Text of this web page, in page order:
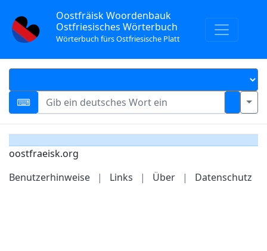
Oostfräisk Woordenbauk
Ostfriesisches Wörterbuch
Wörterbuch fürs Ostfriesische Platt
oostfraeisk.org
Benutzerhinweise
| Links | Über | Datenschutz